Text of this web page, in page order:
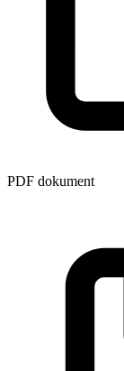
PDF dokument